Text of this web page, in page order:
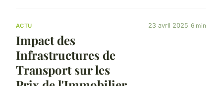
ACTU
Impact des
Infrastructures de
Transport sur les
23 avril 2025 6 min